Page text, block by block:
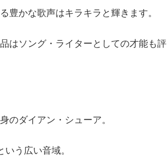
豊かな歌声はキラキラと輝きます。
はソング・ライターとしての才能も評
のダイアン・シューア。
う広い音域。